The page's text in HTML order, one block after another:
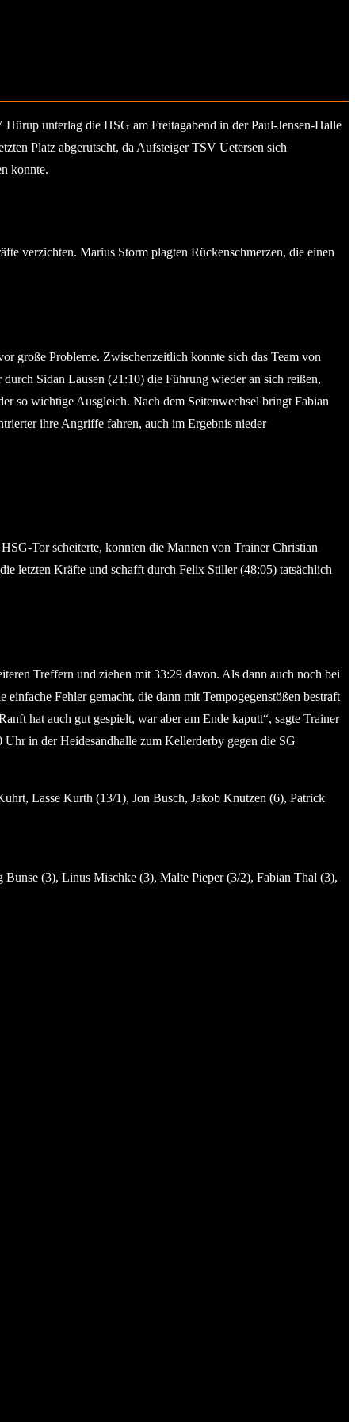
unterlag die HSG am Freitagabend in der Paul-Jensen-Halle
Platz abgerutscht, da Aufsteiger TSV Uetersen sich
konnte.
verzichten. Marius Storm plagten Rückenschmerzen, die einen
große Probleme. Zwischenzeitlich konnte sich das Team von
Sidan Lausen (21:10) die Führung wieder an sich reißen,
so wichtige Ausgleich. Nach dem Seitenwechsel bringt Fabian
ihre Angriffe fahren, auch im Ergebnis nieder
Tor scheiterte, konnten die Mannen von Trainer Christian
letzten Kräfte und schafft durch Felix Stiller (48:05) tatsächlich
Treffern und ziehen mit 33:29 davon. Als dann auch noch bei
Fehler gemacht, die dann mit Tempogegenstößen bestraft
hat auch gut gespielt, war aber am Ende kaputt“, sagte Trainer
in der Heidesandhalle zum Kellerderby gegen die SG
Lasse Kurth (13/1), Jon Busch, Jakob Knutzen (6), Patrick
(3), Linus Mischke (3), Malte Pieper (3/2), Fabian Thal (3),